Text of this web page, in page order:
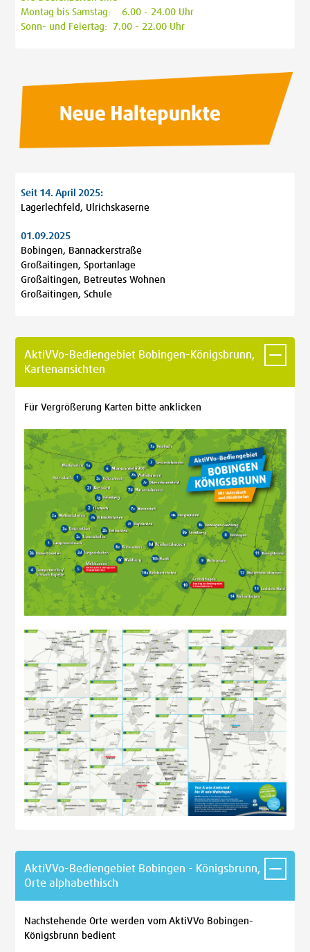
Montag bis Samstag: 6.00 - 24.00 Uhr
Sonn- und Feiertag: 7.00 - 22.00 Uhr
Seit 14. April 2025:
Lagerlechfeld, Ulrichskaserne
01.09.2025
Bobingen, Bannackerstraße
Großaitingen, Sportanlage
Großaitingen, Betreutes Wohnen
Großaitingen, Schule
AktiVVo-Bediengebiet Bobingen-Königsbrunn,
Kartenansichten
Für Vergrößerung Karten bitte anklicken
AktiVVo-Bediengebiet Bobingen - Königsbrunn,
Orte alphabethisch
Nachstehende Orte werden vom AktiVVo Bobingen-
Königsbrunn bedient